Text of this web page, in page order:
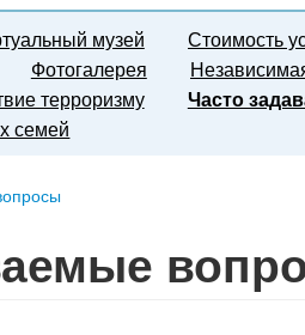
музей Стоимость
Фотогалерея
терроризму
Часто
семей